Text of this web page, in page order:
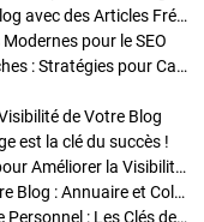
Stratégies de Publication : Boostez Votre Blog avec des Articles Fréquents et Exclusifs
pour le SEO
Enrichir Vos Articles avec des Contenus Riches : Stratégies pour Captiver et Optimiser
de Votre Blog
est la clé du succès !
Optimisation SEO des Articles : Stratégies pour Améliorer la Visibilité de Votre Blog
Stratégies pour améliorer la visibilité de votre Blog : Annuaire et Collaborations
Pourquoi Investir dans un Nom de Domaine Personnel : Les Clés de la Réussite de Votre Blog